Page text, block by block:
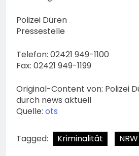
Polizei Düren
Pressestelle
Telefon: 02421 949-1100
Fax: 02421 949-1199
Original-Content von: Polizei
durch news aktuell
Quelle: ots
Tagged: Kriminalität NRW